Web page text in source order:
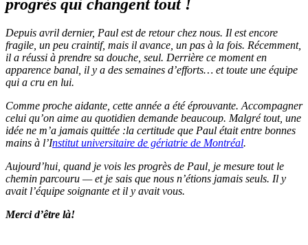
progrès qui changent tout !
Depuis avril dernier, Paul est de retour chez nous. Il est encore
fragile, un peu craintif, mais il avance, un pas à la fois. Récemment,
il a réussi à prendre sa douche, seul. Derrière ce moment en
apparence banal, il y a des semaines d’efforts… et toute une équipe
qui a cru en lui.
Comme proche aidante, cette année a été éprouvante. Accompagner
celui qu’on aime au quotidien demande beaucoup. Malgré tout, une
idée ne m’a jamais quittée :la certitude que Paul était entre bonnes
mains à l’Institut universitaire de gériatrie de Montréal.
Aujourd’hui, quand je vois les progrès de Paul, je mesure tout le
chemin parcouru — et je sais que nous n’étions jamais seuls. Il y
avait l’équipe soignante et il y avait vous.
Merci d’être là!